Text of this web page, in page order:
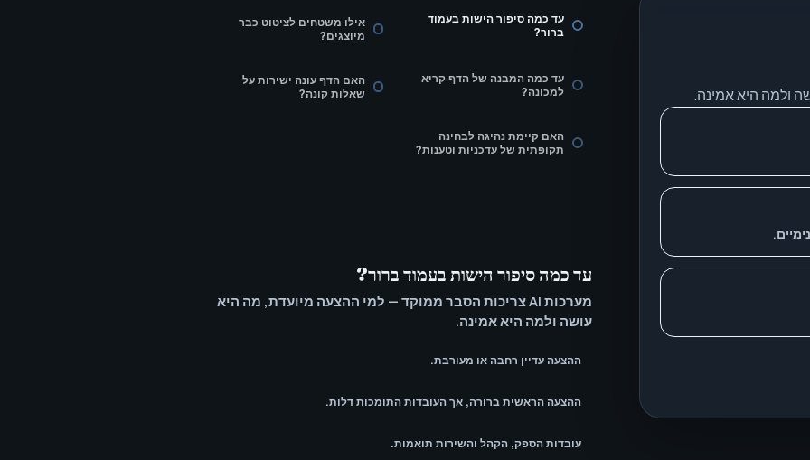
עד כמה סיפור הישות בעמוד
ברור?
אילו משטחים לציטוט כבר
מיוצגים?
עד כמה המבנה של הדף קריא
למכונה?
האם הדף עונה ישירות על
שאלות קונה?
האם קיימת נהיגה לבחינה
תקופתית של עדכניות וטענות?
עד כמה סיפור הישות בעמוד ברור?
מערכות AI צריכות הסבר ממוקד — למי ההצעה מיועדת, מה היא
עושה ולמה היא אמינה.
ההצעה עדיין רחבה או מעורבת.
ההצעה הראשית ברורה, אך העובדות התומכות דלות.
עובדות הספק, הקהל והשירות תואמות.